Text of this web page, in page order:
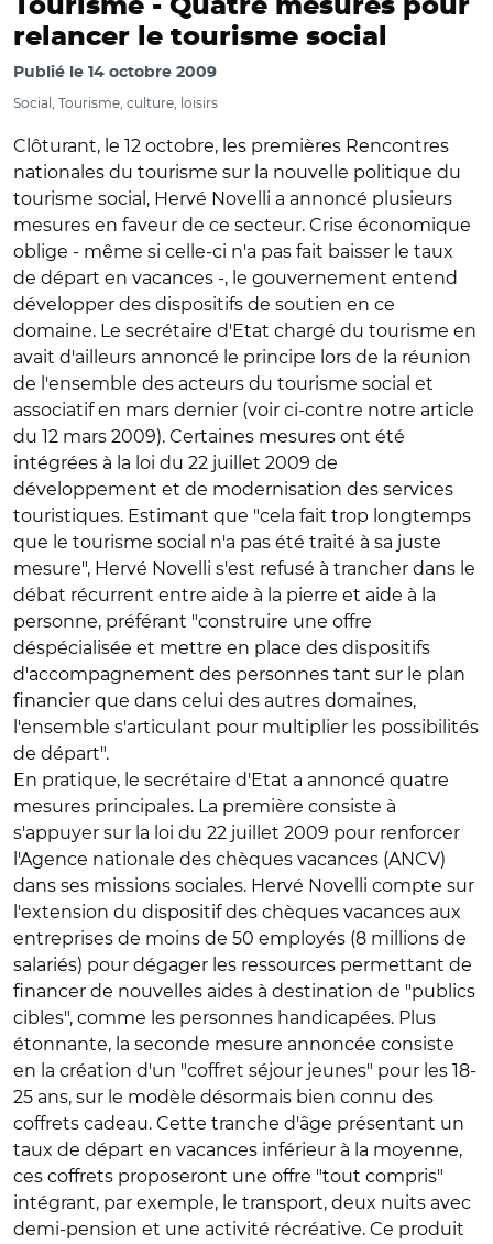
Tourisme - Quatre mesures pour
relancer le tourisme social
Publié le 14 octobre 2009
Social, Tourisme, culture, loisirs
Clôturant, le 12 octobre, les premières Rencontres
nationales du tourisme sur la nouvelle politique du
tourisme social, Hervé Novelli a annoncé plusieurs
mesures en faveur de ce secteur. Crise économique
oblige - même si celle-ci n'a pas fait baisser le taux
de départ en vacances -, le gouvernement entend
développer des dispositifs de soutien en ce
domaine. Le secrétaire d'Etat chargé du tourisme en
avait d'ailleurs annoncé le principe lors de la réunion
de l'ensemble des acteurs du tourisme social et
associatif en mars dernier (voir ci-contre notre article
du 12 mars 2009). Certaines mesures ont été
intégrées à la loi du 22 juillet 2009 de
développement et de modernisation des services
touristiques. Estimant que "cela fait trop longtemps
que le tourisme social n'a pas été traité à sa juste
mesure", Hervé Novelli s'est refusé à trancher dans le
débat récurrent entre aide à la pierre et aide à la
personne, préférant "construire une offre
déspécialisée et mettre en place des dispositifs
d'accompagnement des personnes tant sur le plan
financier que dans celui des autres domaines,
l'ensemble s'articulant pour multiplier les possibilités
de départ".
En pratique, le secrétaire d'Etat a annoncé quatre
mesures principales. La première consiste à
s'appuyer sur la loi du 22 juillet 2009 pour renforcer
l'Agence nationale des chèques vacances (ANCV)
dans ses missions sociales. Hervé Novelli compte sur
l'extension du dispositif des chèques vacances aux
entreprises de moins de 50 employés (8 millions de
salariés) pour dégager les ressources permettant de
financer de nouvelles aides à destination de "publics
cibles", comme les personnes handicapées. Plus
étonnante, la seconde mesure annoncée consiste
en la création d'un "coffret séjour jeunes" pour les 18-
25 ans, sur le modèle désormais bien connu des
coffrets cadeau. Cette tranche d'âge présentant un
taux de départ en vacances inférieur à la moyenne,
ces coffrets proposeront une offre "tout compris"
intégrant, par exemple, le transport, deux nuits avec
demi-pension et une activité récréative. Ce produit